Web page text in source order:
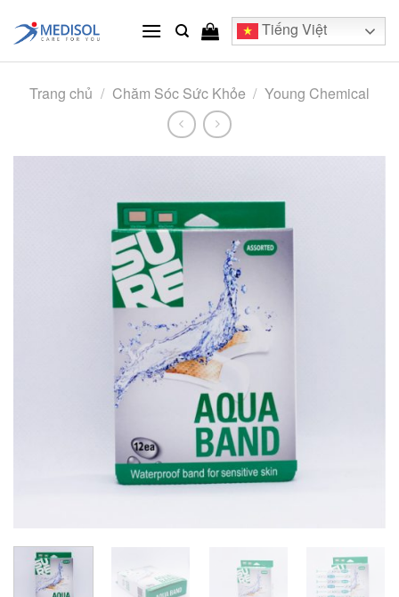
content
Tiếng Việt
Trang chủ / Chăm Sóc Sức Khỏe / Young Chemical